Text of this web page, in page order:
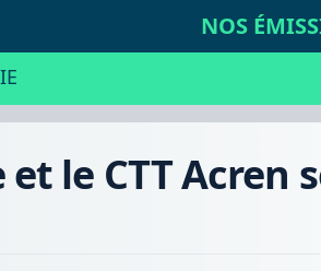
NOS
le CTT Acren